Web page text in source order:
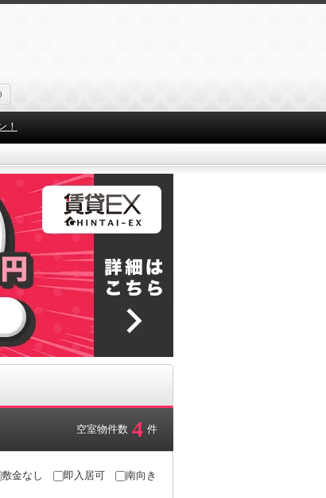
！
空室物件数 4 件
敷金なし 即入居可 南向き